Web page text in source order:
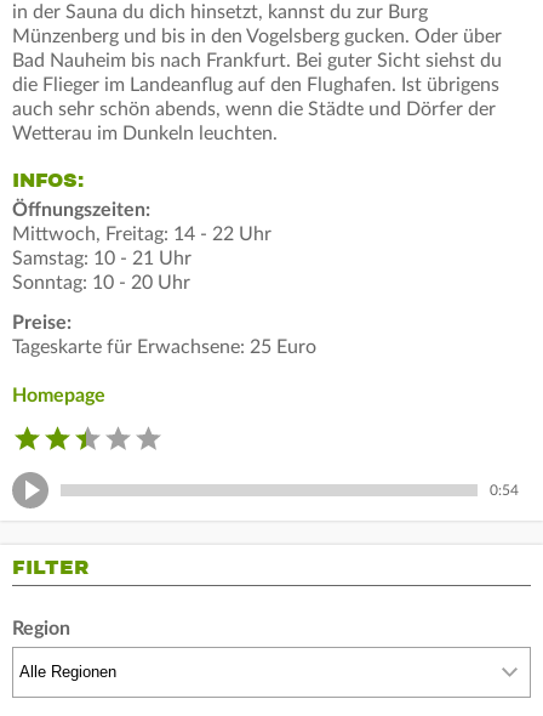
in der Sauna du dich hinsetzt, kannst du zur Burg
Münzenberg und bis in den Vogelsberg gucken. Oder über
Bad Nauheim bis nach Frankfurt. Bei guter Sicht siehst du
die Flieger im Landeanflug auf den Flughafen. Ist übrigens
auch sehr schön abends, wenn die Städte und Dörfer der
Wetterau im Dunkeln leuchten.
INFOS:
Öffnungszeiten:
Mittwoch, Freitag: 14 - 22 Uhr
Samstag: 10 - 21 Uhr
Sonntag: 10 - 20 Uhr
Preise:
Tageskarte für Erwachsene: 25 Euro
Homepage
0:54
FILTER
Region